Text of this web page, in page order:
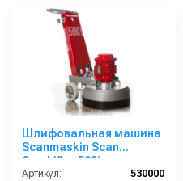
Шлифовальная машина
Scanmaskin Scan
Combiflex 500i
Артикул:
530000